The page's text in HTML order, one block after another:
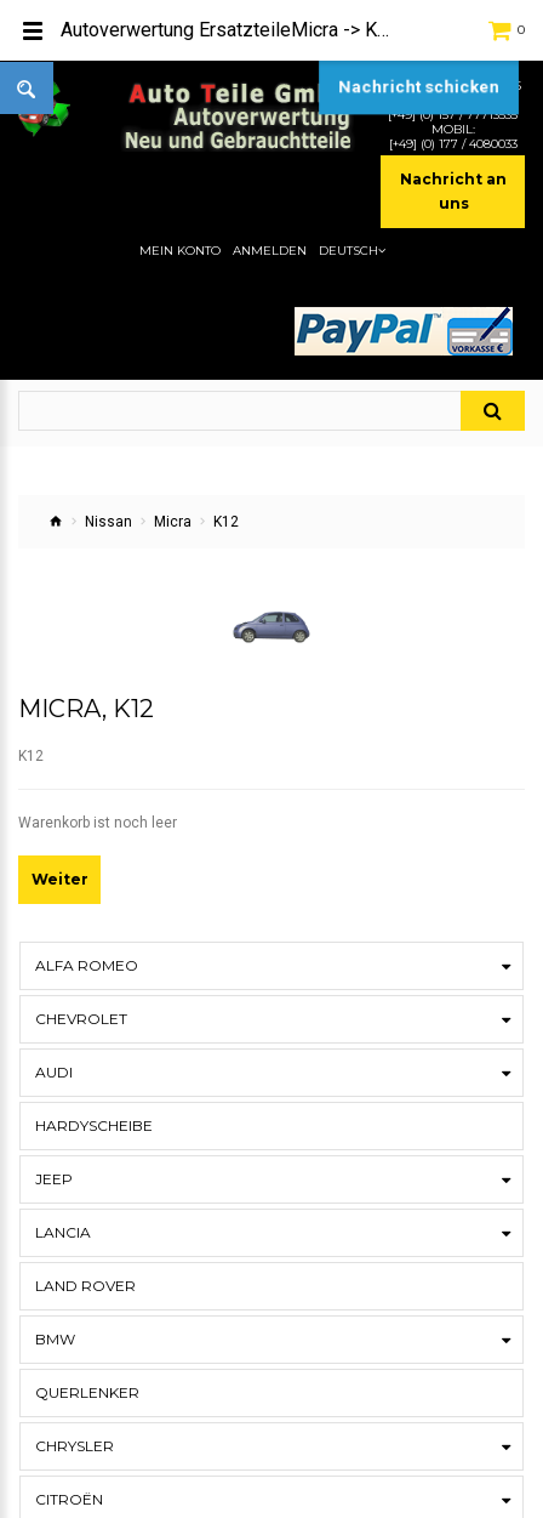
TEL:[+49] (0) 2232-5205
[+49] (0) 157 / 77713535
MOBIL:
[+49] (0) 177 / 4080033
Nachricht an
uns
0
MEIN KONTO ANMELDEN DEUTSCH
Nissan Micra K12
MICRA, K12
K12
Warenkorb ist noch leer
Weiter
ALFA ROMEO
CHEVROLET
AUDI
HARDYSCHEIBE
JEEP
LANCIA
LAND ROVER
BMW
QUERLENKER
CHRYSLER
CITROËN
Autoverwertung ErsatzteileMicra -> K12Hier gibt es viele Autoersatzteile, günstigen Preise, gute Qualität
Nachricht schicken